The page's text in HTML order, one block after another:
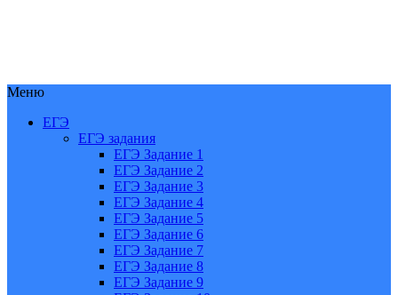
Меню
ЕГЭ
ЕГЭ задания
ЕГЭ Задание 1
ЕГЭ Задание 2
ЕГЭ Задание 3
ЕГЭ Задание 4
ЕГЭ Задание 5
ЕГЭ Задание 6
ЕГЭ Задание 7
ЕГЭ Задание 8
ЕГЭ Задание 9